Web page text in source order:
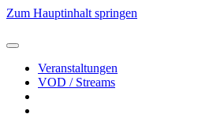
Zum Hauptinhalt springen
Veranstaltungen
VOD / Streams